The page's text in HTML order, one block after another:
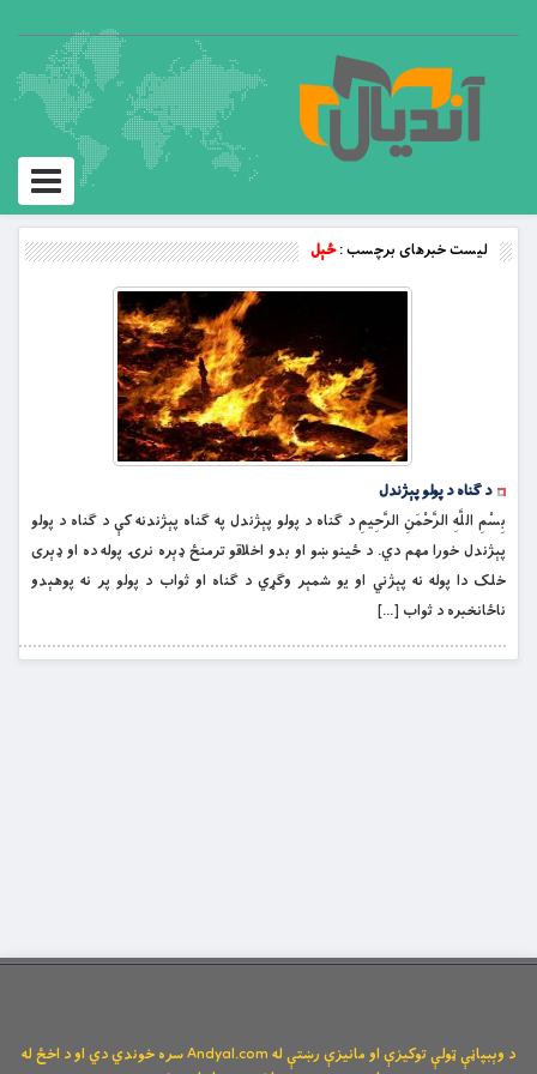
Toggle
لیست خبرهای برچسب :ځېل
د ګناه د پولو پېژندل
بِسْمِ اللَّهِ الرَّحْمَنِ الرَّحِيمِ د ګناه د پولو پېژندل په ګناه پېژندنه کې د ګناه د پولو
پېژندل خورا مهم دي. د ځينو ښو او بدو اخلاقو ترمنځ ډېره نرۍ پوله ده او ډېرى
خلک دا پوله نه پېژني او يو شمېر وګړي د ګناه او ثواب د پولو پر نه پوهېدو
ناځانخبره د ثواب […]
د وېبپاڼې ټولې توکیزې او مانیزې رښتې له Andyal.com سره خوندي دي او د اخځ له